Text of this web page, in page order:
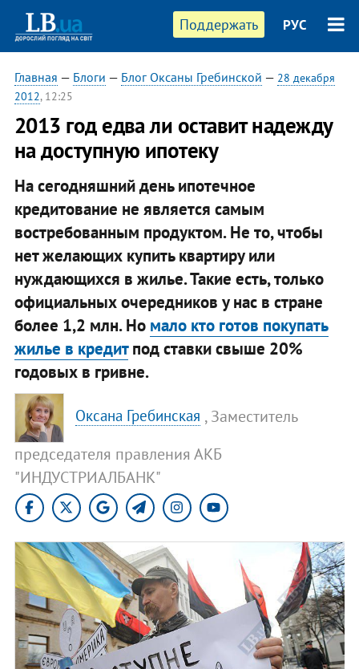
Поддержать РУС
Главная — Блоги — Блог Оксаны Гребинской — 28 декабря
2012, 12:25
2013 год едва ли оставит надежду
на доступную ипотеку
На сегодняшний день ипотечное
кредитование не является самым
востребованным продуктом. Не то, чтобы
нет желающих купить квартиру или
нуждающихся в жилье. Такие есть, только
официальных очередников у нас в стране
более 1,2 млн. Но мало кто готов покупать
жилье в кредитпод ставки свыше 20%
годовых в гривне.
Оксана Гребинская , Заместитель
председателя правления АКБ
"ИНДУСТРИАЛБАНК"